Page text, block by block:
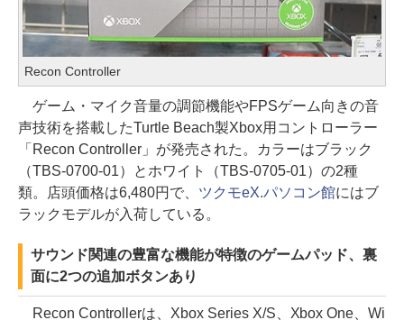
Recon Controller
ゲーム・マイク音量の調節機能やFPSゲーム向きの音
声技術を搭載したTurtle Beach製Xbox用コントローラー
「Recon Controller」が発売された。カラーはブラック
（TBS-0700-01）とホワイト（TBS-0705-01）の2種
類。店頭価格は6,480円で、 ツクモeX.パソコン館にはブ
ラックモデルが入荷している。
サウンド関連の豊富な機能が特徴のゲームパッド、裏
面に2つの追加ボタンあり
Recon Controllerは、Xbox Series X/S、Xbox One、Wi